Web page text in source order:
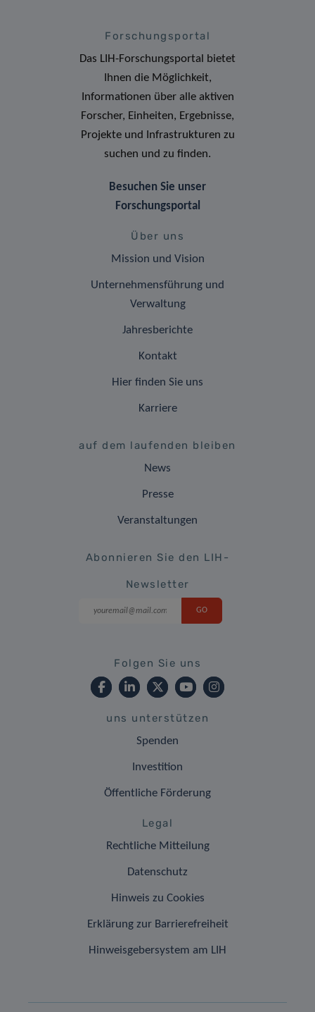
Forschungsportal
Das LIH-Forschungsportal bietet
Ihnen die Möglichkeit,
Informationen über alle aktiven
Forscher, Einheiten, Ergebnisse,
Projekte und Infrastrukturen zu
suchen und zu finden.
Besuchen Sie unser
Forschungsportal
Über uns
Mission und Vision
Unternehmensführung und
Verwaltung
Jahresberichte
Kontakt
Hier finden Sie uns
Karriere
auf dem laufenden bleiben
News
Presse
Veranstaltungen
Abonnieren Sie den LIH-
Newsletter
Folgen Sie uns
uns unterstützen
Spenden
Investition
Öffentliche Förderung
Legal
Rechtliche Mitteilung
Datenschutz
Hinweis zu Cookies
Erklärung zur Barrierefreiheit
Hinweisgebersystem am LIH